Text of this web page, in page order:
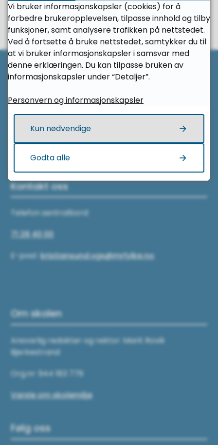
Fant du det du leter etter?
Ja
Nei
Her finner du oss
Kristiansund videregående skole
Sankthanshaugen 2
Kontakt oss
Telefon sentralbord:
71 28 40 00
E-post:kristiansund.vgs@mrfylke.no
Om skolen
Ansvarlig redaktør og rektor: Marit Rovik
Bjerkestrand
Org.nr: 944 183 779
Varsle om skolemiljø
Følg oss
Til
Vi bruker informasjonskapsler (cookies) for å
forbedre brukeropplevelsen, tilpasse innhold og tilby
funksjoner, samt analysere trafikken på nettstedet.
Ved å fortsette å bruke nettstedet, samtykker du til
at vi bruker informasjonskapsler i samsvar med
denne erklæringen. Du kan tilpasse bruken av
informasjonskapsler under “Detaljer”.
Personvern og informasjonskapsler
Kun nødvendige
Godta alle